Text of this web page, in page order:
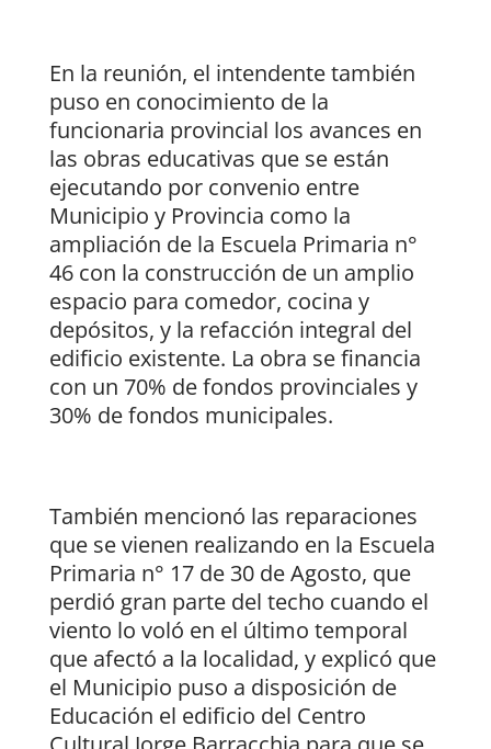
En la reunión, el intendente también
puso en conocimiento de la
funcionaria provincial los avances en
las obras educativas que se están
ejecutando por convenio entre
Municipio y Provincia como la
ampliación de la Escuela Primaria n°
46 con la construcción de un amplio
espacio para comedor, cocina y
depósitos, y la refacción integral del
edificio existente. La obra se financia
con un 70% de fondos provinciales y
30% de fondos municipales.
También mencionó las reparaciones
que se vienen realizando en la Escuela
Primaria n° 17 de 30 de Agosto, que
perdió gran parte del techo cuando el
viento lo voló en el último temporal
que afectó a la localidad, y explicó que
el Municipio puso a disposición de
Educación el edificio del Centro